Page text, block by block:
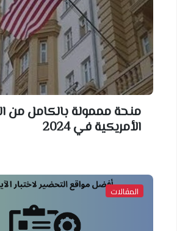
منحة مممولة بالكامل من
الأمريكية في 2024
المقالات